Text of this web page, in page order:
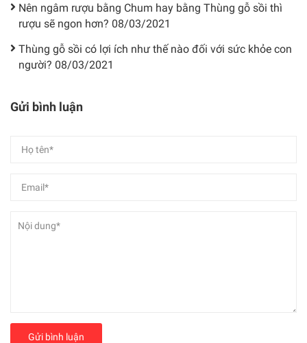
Nên ngâm rượu bằng Chum hay bằng Thùng gỗ sồi thì
rượu sẽ ngon hơn? 08/03/2021
Thùng gỗ sồi có lợi ích như thế nào đối với sức khỏe con
người? 08/03/2021
Gửi bình luận
Gửi bình luận